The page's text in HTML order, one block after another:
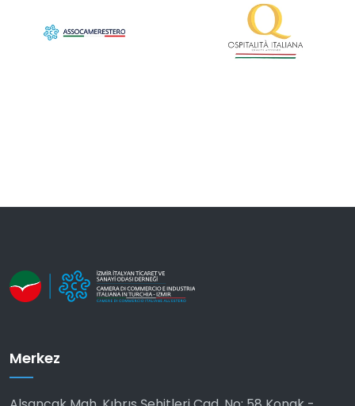
Araştırma Hizmetleri
Diğer Hizmetler
Yayınlar
Merkez